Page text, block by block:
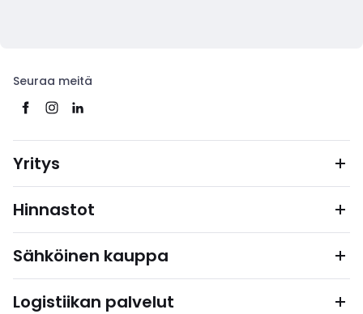
Seuraa meitä
Yritys
Hinnastot
Sähköinen kauppa
Logistiikan palvelut